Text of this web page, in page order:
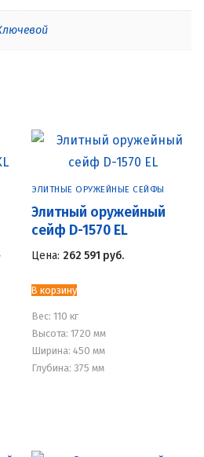
ЭЛИТНЫЕ ОРУЖЕЙНЫЕ СЕЙФЫ
Элитный оружейный
сейф D-1570 EL
Цена: 262 591 руб.
В корзину
Вес: 110 кг
Высота: 1720 мм
Ширина: 450 мм
Глубина: 375 мм